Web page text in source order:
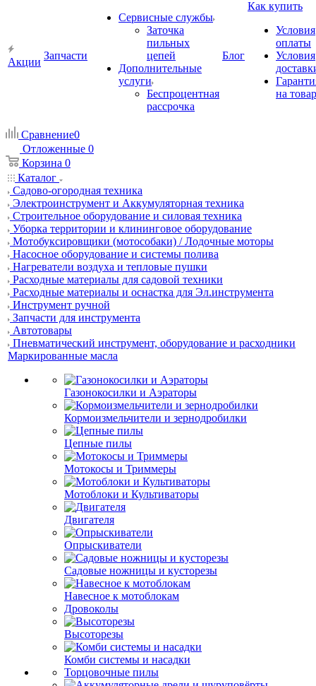
Акции
Запчасти
Сервисные службы
Заточка
пильных
цепей
Дополнительные
услуги
Беспроцентная
рассрочка
Блог
Как купить
Условия
оплаты
Условия
на товар
Сравнение0
Отложенные 0
Корзина 0
Каталог
Садово-огородная техника
Электроинструмент и Аккумуляторная техника
Строительное оборудование и силовая техника
Уборка территории и клининговое оборудование
Мотобуксировщики (мотособаки) / Лодочные моторы
Насосное оборудование и системы полива
Нагреватели воздуха и тепловые пушки
Расходные материалы для садовой техники
Расходные материалы и оснастка для Эл.инструмента
Инструмент ручной
Запчасти для инструмента
Автотовары
Пневматический инструмент, оборудование и расходники
Маркированные масла
Газонокосилки и Аэраторы
Кормоизмельчители и зернодробилки
Цепные пилы
Мотокосы и Триммеры
Мотоблоки и Культиваторы
Двигателя
Опрыскиватели
Садовые ножницы и кусторезы
Навесное к мотоблокам
Дровоколы
Высоторезы
Комби системы и насадки
Торцовочные пилы